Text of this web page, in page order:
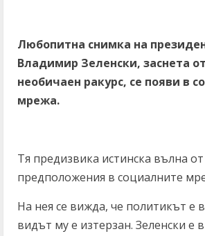
Любопитна снимка на
Владимир Зеленски, заснета
необичаен ракурс, се появи в
мрежа.
Тя предизвика истинска вълна
предположения в социалните
На нея се вижда, че политикът е
видът му е изтерзан. Зеленски е